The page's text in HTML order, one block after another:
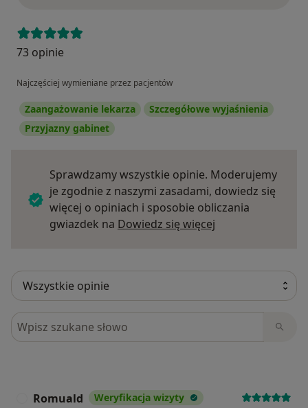
73 opinie
Najczęściej wymieniane przez pacjentów
Zaangażowanie lekarza
Szczegółowe wyjaśnienia
Przyjazny gabinet
Sprawdzamy wszystkie opinie. Moderujemy
je zgodnie z naszymi zasadami, dowiedz się
więcej o opiniach i sposobie obliczania
gwiazdek na Dowiedz się więcej
Szukaj w opiniach
Romuald Weryfikacja wizyty